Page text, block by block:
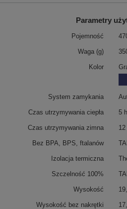
Parametry
Pojemność
Waga (g)
Kolor
System zamykania
Czas utrzymywania ciepła 5 h
Czas utrzymywania zimna 12
Bez BPA, BPS, ftalanów
Izolacja termiczna
Szczelność 100%
Wysokość
Wysokość bez nakrętki